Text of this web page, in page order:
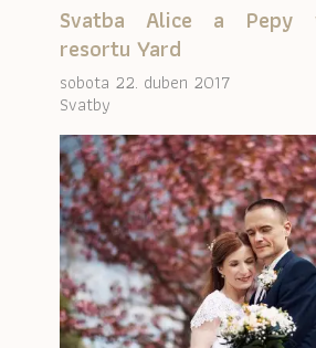
Svatba Alice a Pepy
resortu Yard
sobota 22. duben 2017
Svatby